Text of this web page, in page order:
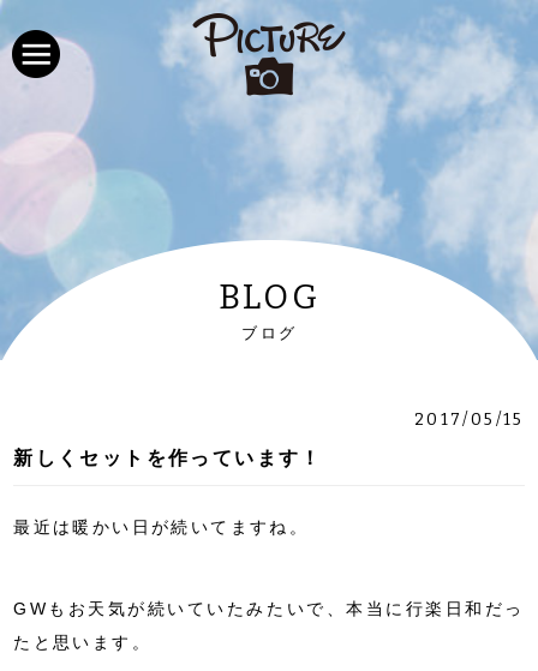
BLOG
ブログ
2017/05/15
新しくセットを作っています！
最近は暖かい日が続いてますね。
GWもお天気が続いていたみたいで、本当に行楽日和だっ
たと思います。